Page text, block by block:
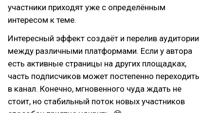
участники приходят уже с определённым
интересом к теме.
Интересный эффект создаёт и перелив аудитории
между различными платформами. Если у автора
есть активные страницы на других площадках,
часть подписчиков может постепенно переходить
в канал. Конечно, мгновенного чуда ждать не
стоит, но стабильный поток новых участников